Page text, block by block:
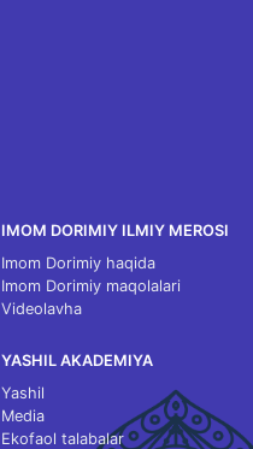
IMOM DORIMIY ILMIY MEROSI
Imom Dorimiy haqida
Imom Dorimiy maqolalari
Videolavha
YASHIL AKADEMIYA
Yashil
Media
Ekofaol talabalar